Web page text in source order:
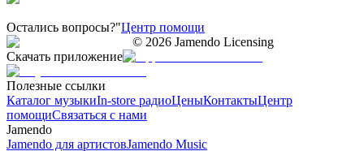
Остались вопросы?"Центр помощи
© 2026 Jamendo Licensing
Скачать приложение
Полезные ссылки
Каталог музыкиIn-store радиоЦеныКонтактыЦентр
помощиСвязаться с нами
Jamendo
Jamendo для артистовJamendo Music